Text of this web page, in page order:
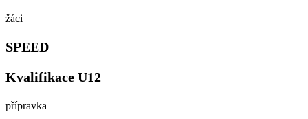
žáci
SPEED
Kvalifikace U12
přípravka